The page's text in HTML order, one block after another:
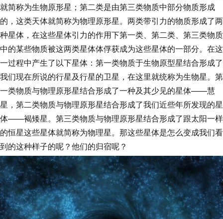
就简称为生物原形星；第二类是由第三类物质中部分物质形成
的，这类天体就简称为物理原形星。两类带引力的物质形成了两
种星体，在这些星体引力的作用下第一类、第二类、第三类物质
中的某些物质被这两类星体体俘获成为这些星体的一部分。在这
一过程中产生了以下星体：第一类物质于生物原型星结合形成了
我们现在所说的行星及行星的卫星，在这里就统称为生物星。第
一类物质与物理原形星结合形成了一种及其少见的星体——慧
星，第二类物质与物理原形星结合形成了我们近些年所发现的星
体——褐矮星。第三类物质与物理原形星结合形成了跟太阳一样
的恒星这些星体就简称为物理星。那这些星体是怎么变成我们看
到的这种样子的呢？他们的归宿呢？